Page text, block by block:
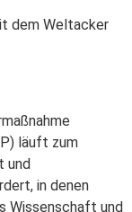
dem Weltacker
läuft zum
und
in denen
Wissenschaft und